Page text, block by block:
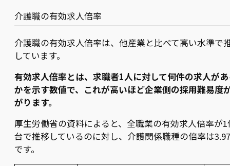
介護職の有効求人倍率
介護職の有効求人倍率は、他産業と比べて高い水準で
しています。
有効求人倍率とは、求職者1人に対して何件の求人が
かを示す数値で、これが高いほど企業側の採用難易度
がります。
厚生労働省の資料によると、全職業の有効求人倍率が1
台で推移しているのに対し、介護関係職種の倍率は
です。